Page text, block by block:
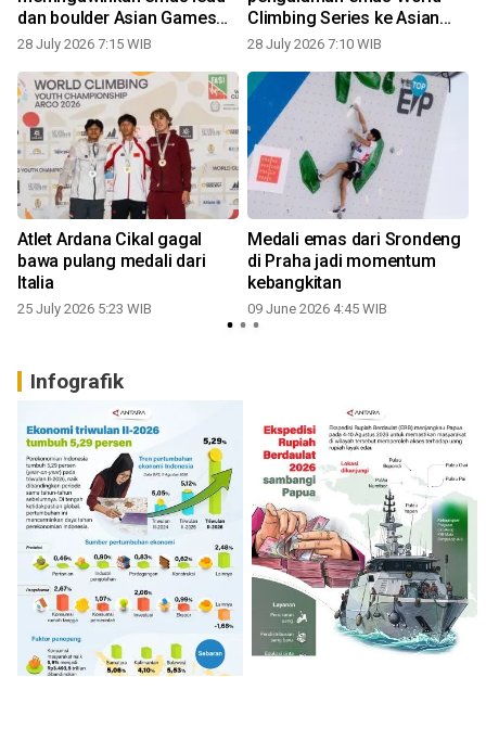
dan boulder Asian Games
2026
28 July 2026 7:15 WIB
Climbing Series ke Asian
Games
28 July 2026 7:10 WIB
Atlet Ardana Cikal gagal
bawa pulang medali dari
Italia
25 July 2026 5:23 WIB
Medali emas dari Srondeng
di Praha jadi momentum
kebangkitan
09 June 2026 4:45 WIB
Infografik